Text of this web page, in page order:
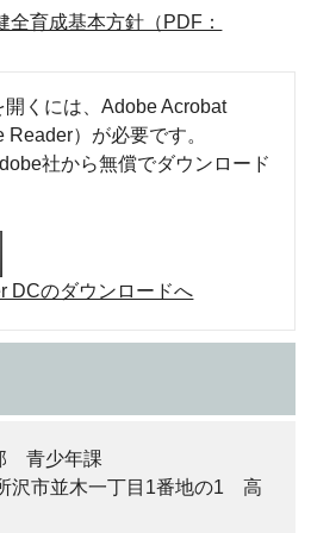
全育成基本方針（PDF：
くには、Adobe Acrobat
）が必要です。
社から無償でダウンロード
DCのダウンロードへ
青少年課
沢市並木一丁目1番地の1 高